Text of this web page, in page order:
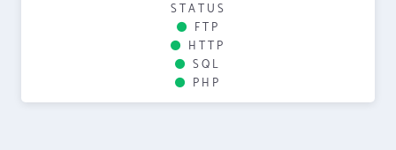
STATUS
FTP
HTTP
SQL
PHP